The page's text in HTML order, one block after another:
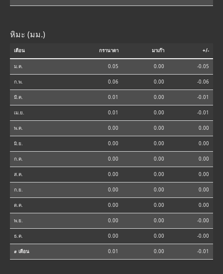
หิมะ (มม.)
เดือน กรานาดา มาเก๊า +/-
ม.ค. 0.05 0.00 -0.05
ก.พ. 0.06 0.00 -0.06
มี.ค. 0.01 0.00 -0.01
เม.ย. 0.01 0.00 -0.01
พ.ค. 0.00 0.00 0.00
มิ.ย. 0.00 0.00 0.00
ก.ค. 0.00 0.00 0.00
ส.ค. 0.00 0.00 0.00
ก.ย. 0.00 0.00 0.00
ต.ค. 0.00 0.00 0.00
พ.ย. 0.00 0.00 -0.00
ธ.ค. 0.00 0.00 -0.00
⌀ เดือน 0.01 0.00 -0.01